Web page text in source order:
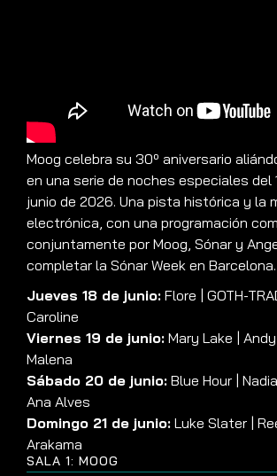
Moog celebra su 30º aniversario
en una serie de noches especiales del
junio de 2026. Una pista histórica y la
electrónica, con una programación
conjuntamente por Moog, Sónar y
completar la Sónar Week en Barcelona.
Jueves 18 de junio: Flore | GOTH-
Caroline
Viernes 19 de junio: Mary Lake | Andy
Malena
Sábado 20 de junio: Blue Hour |
Ana Alves
Domingo 21 de junio: Luke Slater |
Arakama
SALA 1: MOOG